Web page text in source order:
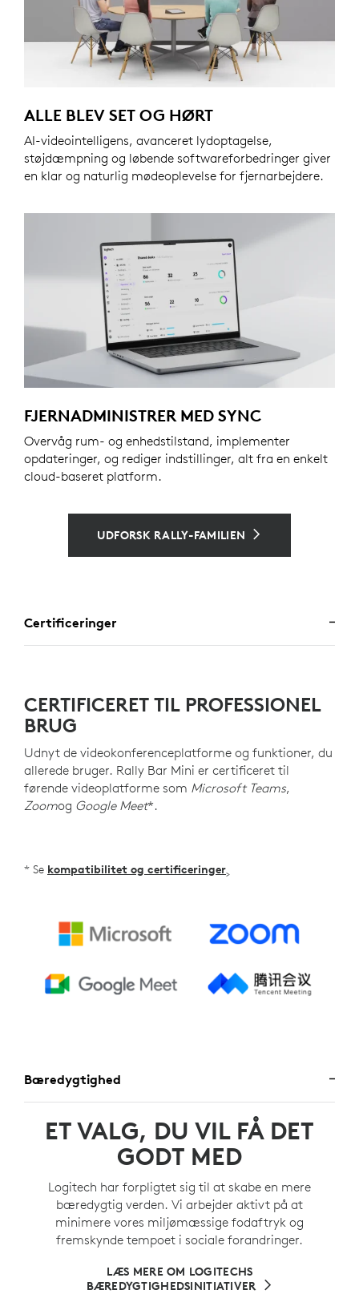
ALLE BLEV SET OG HØRT
AI-videointelligens, avanceret lydoptagelse,
støjdæmpning og løbende softwareforbedringer giver
en klar og naturlig mødeoplevelse for fjernarbejdere.
FJERNADMINISTRER MED SYNC
Overvåg rum- og enhedstilstand, implementer
opdateringer, og rediger indstillinger, alt fra en enkelt
cloud-baseret platform.
UDFORSK RALLY-FAMILIEN
Certificeringer
CERTIFICERET TIL PROFESSIONEL
BRUG
Udnyt de videokonferenceplatforme og funktioner, du
allerede bruger. Rally Bar Mini er certificeret til
førende videoplatforme som Microsoft Teams,
Zoomog Google Meet*.
* Se kompatibilitet og certificeringer>
Bæredygtighed
ET VALG, DU VIL FÅ DET
GODT MED
Logitech har forpligtet sig til at skabe en mere
bæredygtig verden. Vi arbejder aktivt på at
minimere vores miljømæssige fodaftryk og
fremskynde tempoet i sociale forandringer.
LÆS MERE OM LOGITECHS
BÆREDYGTIGHEDSINITIATIVER